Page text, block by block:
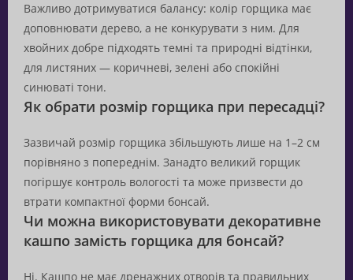
Важливо дотримуватися балансу: колір горщика має
доповнювати дерево, а не конкурувати з ним. Для
хвойних добре підходять темні та природні відтінки,
для листяних — коричневі, зелені або спокійні
синюваті тони.
Як обрати розмір горщика при пересадці?
Зазвичай розмір горщика збільшують лише на 1–2 см
порівняно з попереднім. Занадто великий горщик
погіршує контроль вологості та може призвести до
втрати компактної форми бонсай.
Чи можна використовувати декоративне
кашпо замість горщика для бонсай?
Ні. Кашпо не має дренажних отворів та правильних